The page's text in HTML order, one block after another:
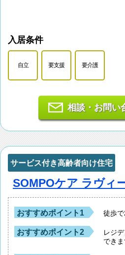
入居条件
自立 要支援 要介護
相談・お問い
サービス付き高齢者向け住宅
SOMPOケア ラヴィ
おすすめポイント1 徒歩
おすすめポイント2
レジ
でき